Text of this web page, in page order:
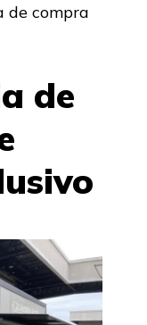
de compra
de